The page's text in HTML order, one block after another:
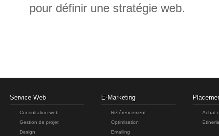
pour définir une stratégie web.
Service Web
Consultation-web
Gestion de projet
Design
E-Marketing
Référencement
Optimisation
Emailing
Achat